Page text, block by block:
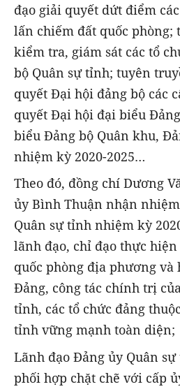
đạo giải quyết dứt điểm
lấn chiếm đất quốc phòng;
kiểm tra, giám sát các tổ
bộ Quân sự tỉnh; tuyên
quyết Đại hội đảng bộ các
quyết Đại hội đại biểu
biểu Đảng bộ Quân khu,
nhiệm kỳ 2020-2025…
Theo đó, đồng chí Dương
ủy Bình Thuận nhận
Quân sự tỉnh nhiệm kỳ
lãnh đạo, chỉ đạo thực
quốc phòng địa phương và
Đảng, công tác chính trị
tỉnh, các tổ chức đảng
tỉnh vững mạnh toàn diện;
Lãnh đạo Đảng ủy Quân
phối hợp chặt chẽ với cấp